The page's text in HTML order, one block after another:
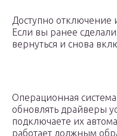
Доступно отключение
Если вы ранее
вернуться и снова
Операционная
обновлять драйверы
подключаете их
работает должным